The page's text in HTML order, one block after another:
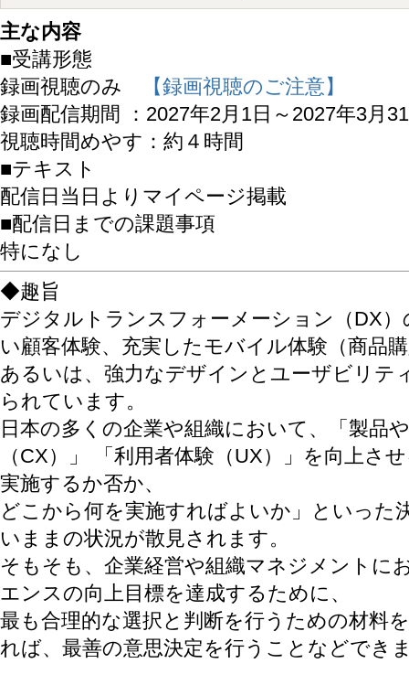
主な内容
■受講形態
録画視聴のみ
【録画視聴のご注意】
録画配信期間 ：2027年2月1日～2027年3月
視聴時間めやす：約４時間
■テキスト
配信日当日よりマイページ掲載
■配信日までの課題事項
特になし
◆趣旨
デジタルトランスフォーメーション（DX
い顧客体験、充実したモバイル体験（商品
あるいは、強力なデザインとユーザビリテ
られています。
日本の多くの企業や組織において、「製品
（CX）」 「利用者体験（UX）」を向上さ
実施するか否か、
どこから何を実施すればよいか」といった
いままの状況が散見されます。
そもそも、企業経営や組織マネジメントに
エンスの向上目標を達成するために、
最も合理的な選択と判断を行うための材料
れば、最善の意思決定を行うことなどでき